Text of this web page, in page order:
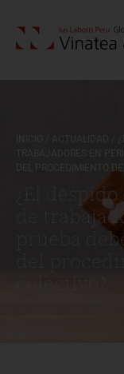
TRABAJADORES EN
DEL PROCEDIMIENTO
¿El
de
prueba
del